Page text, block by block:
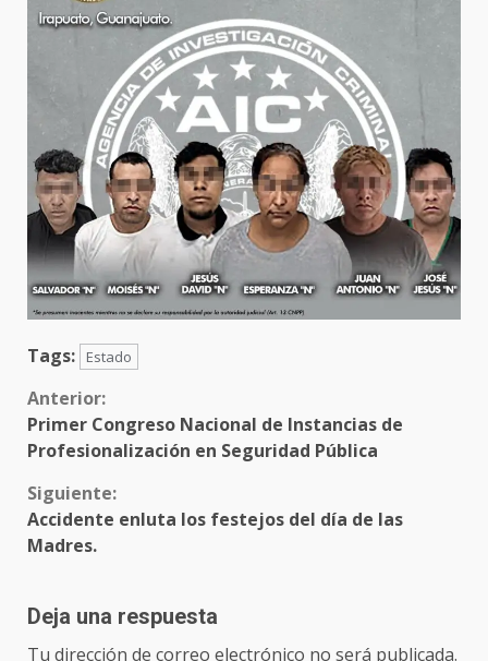
Tags: Estado
Sigue
leyendo
Anterior:
Primer Congreso Nacional de Instancias de
Profesionalización en Seguridad Pública
Siguiente:
Accidente enluta los festejos del día de las
Madres.
Deja una respuesta
Tu dirección de correo electrónico no será publicada.